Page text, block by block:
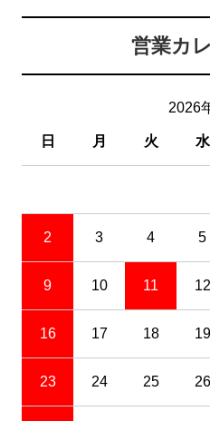
営業カ
2026
日 月 火 水
2 3 4 5
9 10 11 12
16 17 18 19
23 24 25 26